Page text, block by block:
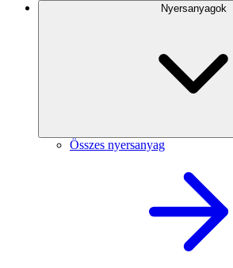
Nyersanyagok
Összes nyersanyag